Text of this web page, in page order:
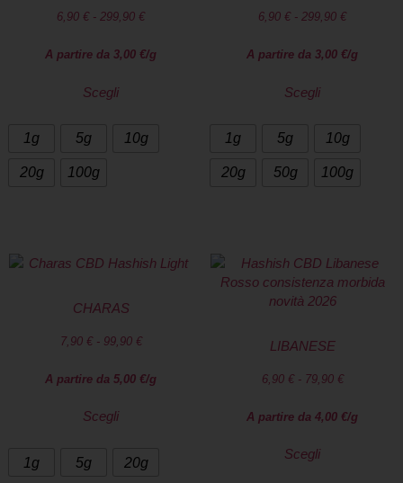
6,90 € - 299,90 €
A partire da 3,00 €/g
Scegli
1g 5g 10g
20g 100g
6,90 € - 299,90 €
A partire da 3,00 €/g
Scegli
1g 5g 10g
20g 50g 100g
CHARAS
7,90 € - 99,90 €
A partire da 5,00 €/g
Scegli
1g 5g 20g
LIBANESE
6,90 € - 79,90 €
A partire da 4,00 €/g
Scegli